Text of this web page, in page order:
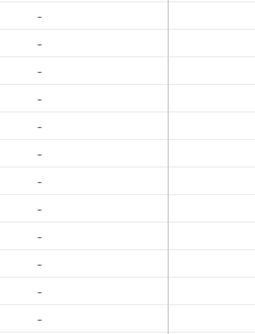
-
-
-
-
-
-
-
-
-
-
-
-